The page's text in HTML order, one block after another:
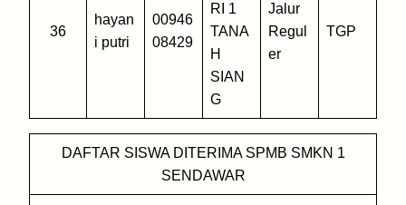
36
hayan
i putri
00946
08429
RI 1
TANA
H
SIAN
G
Jalur
Regul
er
TGP
DAFTAR SISWA DITERIMA SPMB SMKN 1
SENDAWAR